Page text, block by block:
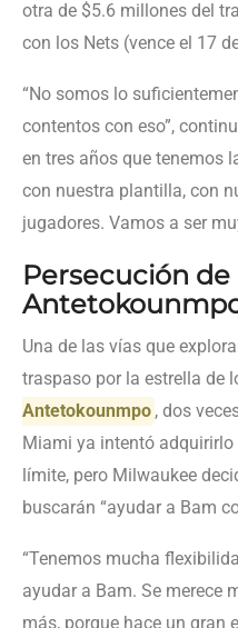
otra de $5.6 millones del
con los Nets (vence el 17
“No somos lo
contentos con eso”,
en tres años que tenemos
con nuestra plantilla, con
jugadores. Vamos a ser
Persecución de
Una de las vías que
traspaso por la estrella de
Antetokounmpo , dos
Miami ya intentó
límite, pero Milwaukee
buscarán “ayudar a Bam
“Tenemos mucha
ayudar a Bam. Se merece
más, porque hace un gran